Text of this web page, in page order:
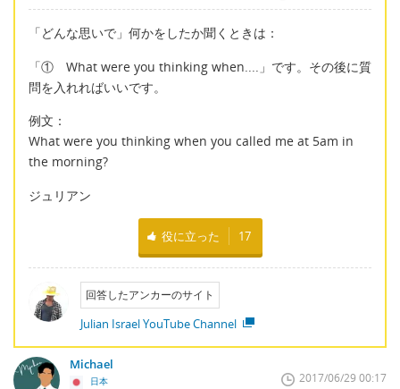
「どんな思いで」何かをしたか聞くときは：
「① What were you thinking when....」です。その後に質
問を入れればいいです。
例文：
What were you thinking when you called me at 5am in
the morning?
ジュリアン
役に立った 17
回答したアンカーのサイト
Julian Israel YouTube Channel
Michael
日本 2017/06/29 00:17